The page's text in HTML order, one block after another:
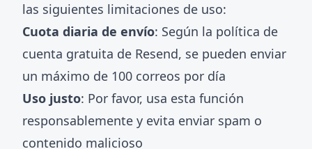
las siguientes limitaciones de uso:
Cuota diaria de envío: Según la política de
cuenta gratuita de Resend, se pueden enviar
un máximo de 100 correos por día
Uso justo: Por favor, usa esta función
responsablemente y evita enviar spam o
contenido malicioso